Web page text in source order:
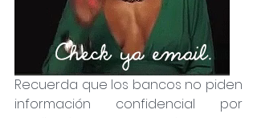
Recuerda que los bancos no piden
información confidencial por